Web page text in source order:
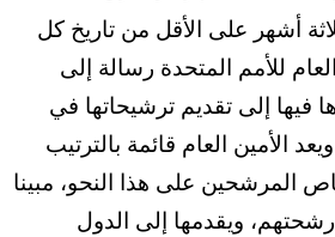
أشهر على الأقل من تاريخ كل
للأمم المتحدة رسالة إلى
فيها إلى تقديم ترشيحاتها في
الأمين العام قائمة بالترتيب
المرشحين على هذا النحو، مبينا
ويقدمها إلى الدول